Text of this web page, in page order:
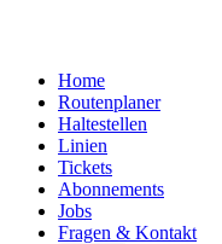
Home
Routenplaner
Haltestellen
Linien
Tickets
Abonnements
Jobs
Fragen & Kontakt